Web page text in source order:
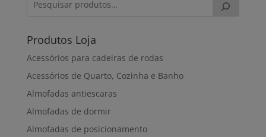
Produtos Loja
Acessórios para cadeiras de rodas
Acessórios de Quarto, Cozinha e Banho
Almofadas antiescaras
Almofadas de dormir
Almofadas de posicionamento